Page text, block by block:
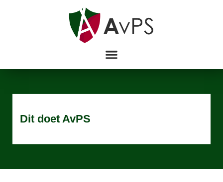
Dit doet AvPS